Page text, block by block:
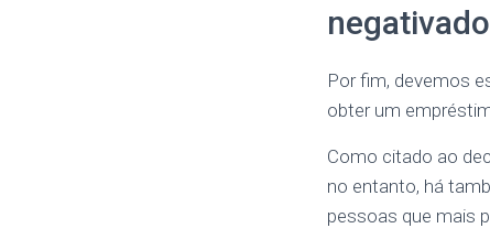
Por fim, devemos
obter um
Como citado ao
no entanto, há
pessoas que mais